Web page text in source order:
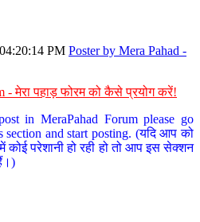
PM Poster by Mera Pahad -
- मेरा पहाड़ फोरम को कैसे प्रयोग करें!
in MeraPahad Forum please go
section and start posting. (यदि आप को
कोई परेशानी हो रही हो तो आप इस सेक्शन